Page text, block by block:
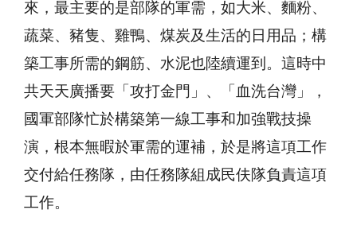
來，最主要的是部隊的軍需，如大米、麵粉、
蔬菜、豬隻、雞鴨、煤炭及生活的日用品；構
築工事所需的鋼筋、水泥也陸續運到。這時中
共天天廣播要「攻打金門」、「血洗台灣」，
國軍部隊忙於構築第一線工事和加強戰技操
演，根本無暇於軍需的運補，於是將這項工作
交付給任務隊，由任務隊組成民伕隊負責這項
工作。